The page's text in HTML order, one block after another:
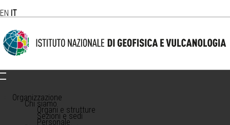
EN IT
Organizzazione
Chi siamo
Organi e strutture
Sezioni e sedi
Personale